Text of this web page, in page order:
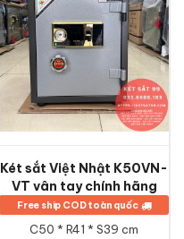
Két sắt Việt Nhật K50VN-
VT vân tay chính hãng
Free ship COD toàn quốc
C50 * R41 * S39 cm